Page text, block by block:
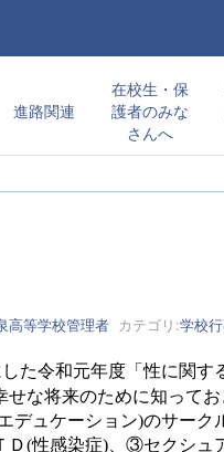
進路関連
在校生・保
護者のみな
さんへ
高等学校管理者カテゴリ:学校
た令和元年度「性に関す
な将来のために知って
デュケーション)のサーク
Ｄ(性感染症)、③セクシュ